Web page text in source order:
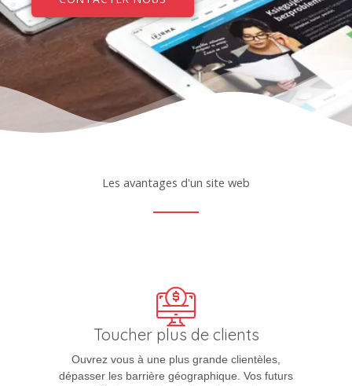
Les avantages d'un site web
Toucher plus de clients
Ouvrez vous à une plus grande clientèles,
dépasser les barrière géographique. Vos futurs